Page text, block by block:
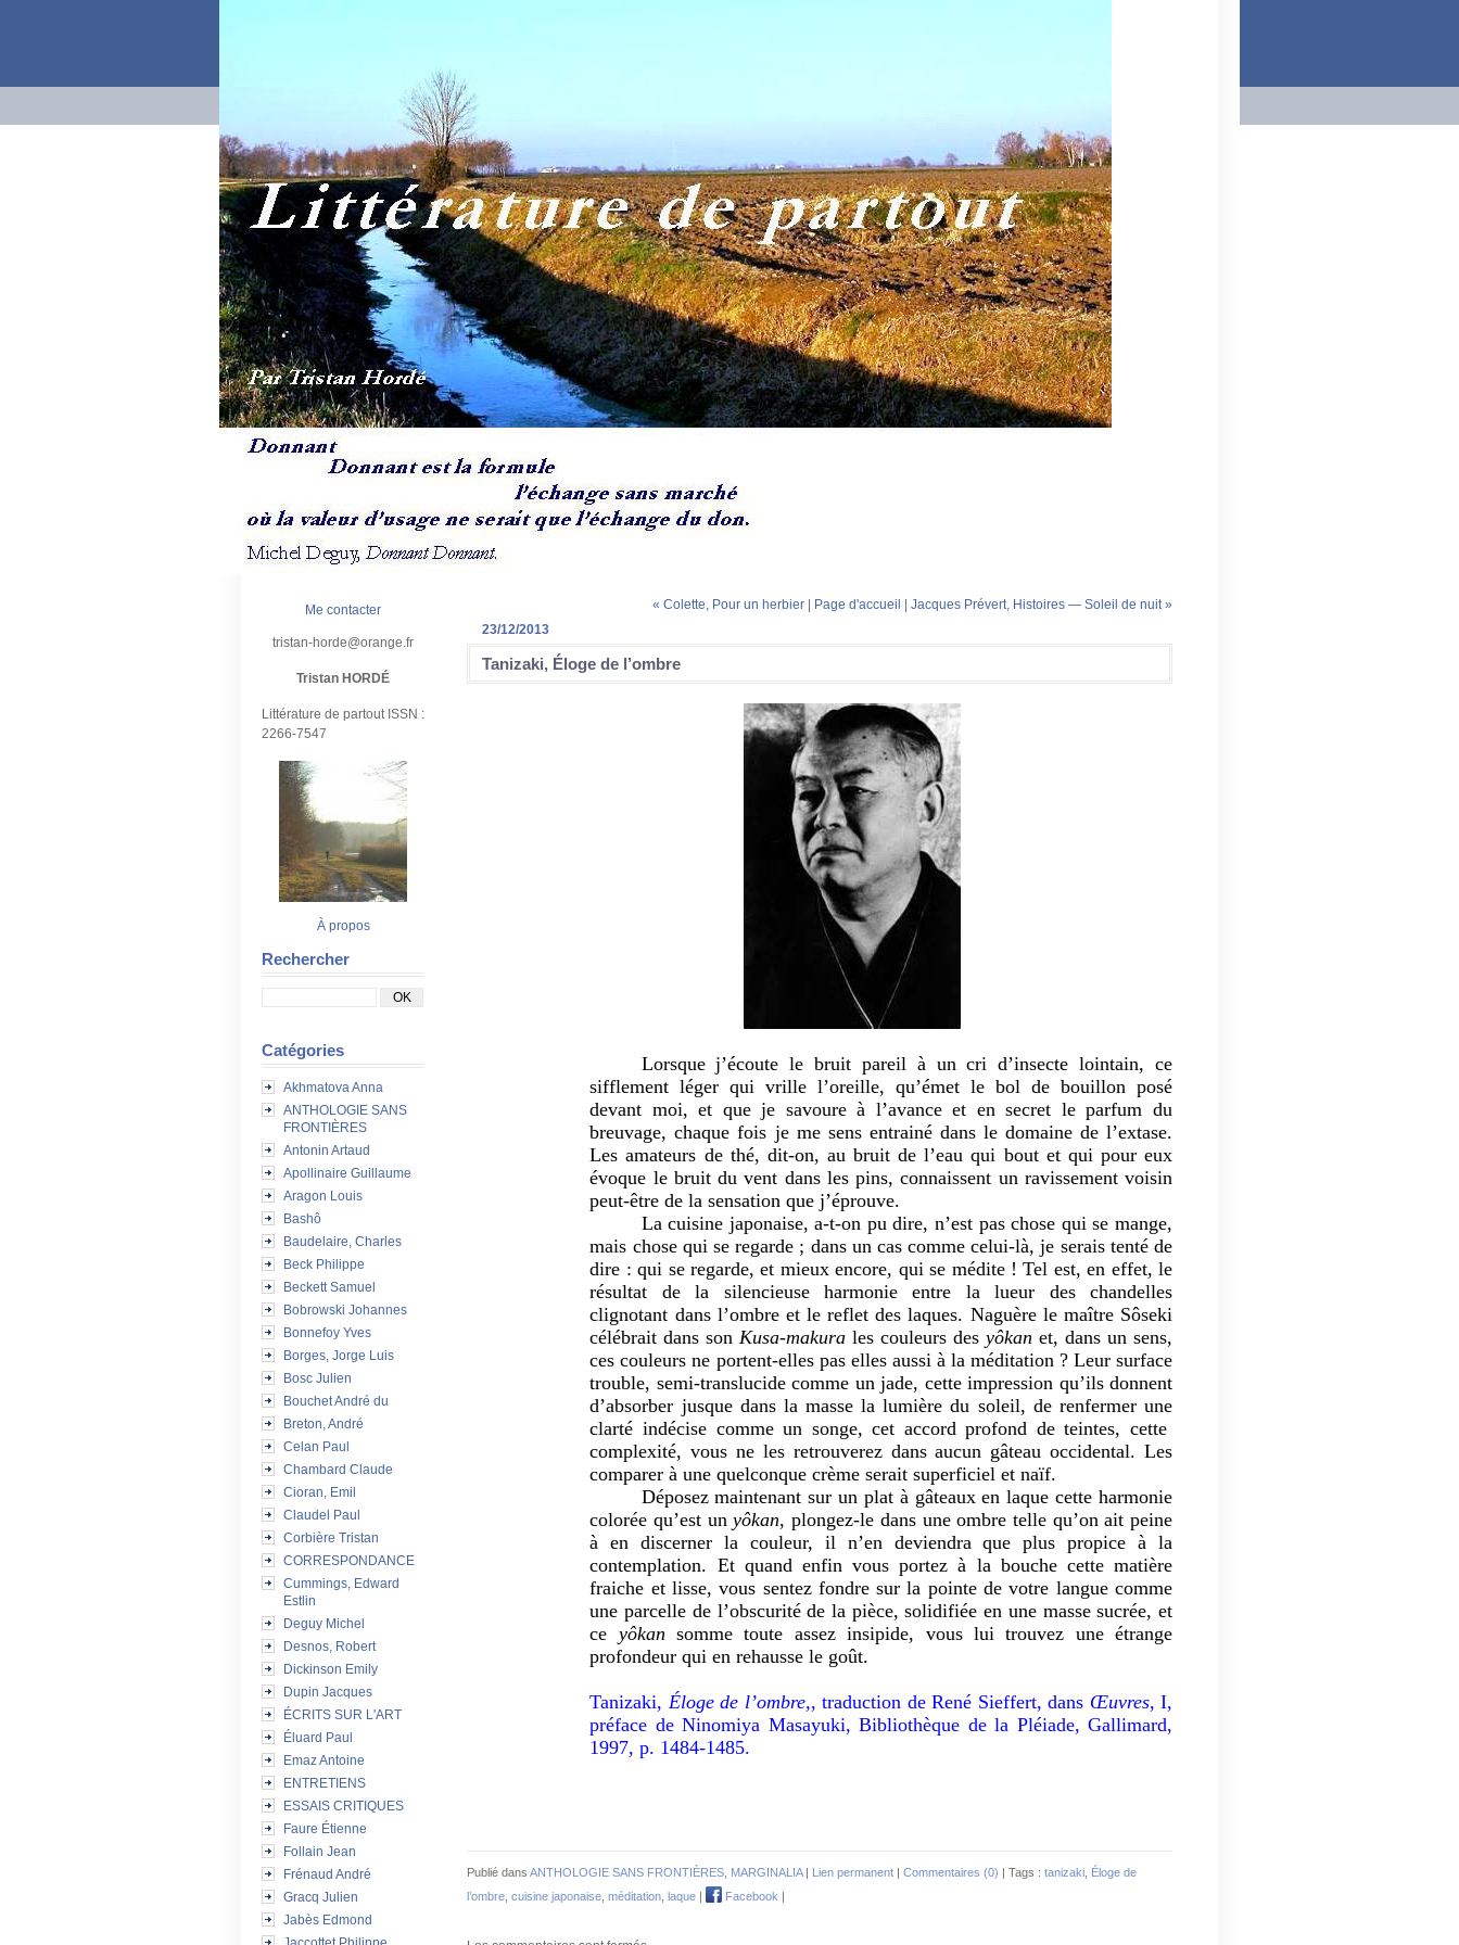
Me contacter
tristan-horde@orange.fr
Tristan HORDÉ
Littérature de partout ISSN :
2266-7547
À propos
Rechercher
Catégories
Akhmatova Anna
ANTHOLOGIE SANS
FRONTIÈRES
Antonin Artaud
Apollinaire Guillaume
Aragon Louis
Bashô
Baudelaire, Charles
Beck Philippe
Beckett Samuel
Bobrowski Johannes
Bonnefoy Yves
Borges, Jorge Luis
Bosc Julien
Bouchet André du
Breton, André
Celan Paul
Chambard Claude
Cioran, Emil
Claudel Paul
Corbière Tristan
CORRESPONDANCE
Cummings, Edward
Estlin
Deguy Michel
Desnos, Robert
Dickinson Emily
Dupin Jacques
ÉCRITS SUR L'ART
Éluard Paul
Emaz Antoine
ENTRETIENS
ESSAIS CRITIQUES
Faure Étienne
Follain Jean
Frénaud André
Gracq Julien
Jabès Edmond
« Colette, Pour un herbier Page d'accueil
Jacques Prévert, Histoires — Soleil de nuit »
23/12/2013
Tanizaki, Éloge de l’ombre
Lorsque j’écoute le bruit pareil à un cri d’insecte lointain, ce
sifflement léger qui vrille l’oreille, qu’émet le bol de bouillon posé
devant moi, et que je savoure à l’avance et en secret le parfum du
breuvage, chaque fois je me sens entrainé dans le domaine de l’extase.
Les amateurs de thé, dit-on, au bruit de l’eau qui bout et qui pour eux
évoque le bruit du vent dans les pins, connaissent un ravissement voisin
peut-être de la sensation que j’éprouve.
La cuisine japonaise, a-t-on pu dire, n’est pas chose qui se mange,
mais chose qui se regarde ; dans un cas comme celui-là, je serais tenté de
dire : qui se regarde, et mieux encore, qui se médite ! Tel est, en effet, le
résultat de la silencieuse harmonie entre la lueur des chandelles
clignotant dans l’ombre et le reflet des laques. Naguère le maître Sôseki
célébrait dans son Kusa-makura les couleurs des yôkan et, dans un sens,
ces couleurs ne portent-elles pas elles aussi à la méditation ? Leur surface
trouble, semi-translucide comme un jade, cette impression qu’ils donnent
d’absorber jusque dans la masse la lumière du soleil, de renfermer une
clarté indécise comme un songe, cet accord profond de teintes, cette
complexité, vous ne les retrouverez dans aucun gâteau occidental. Les
comparer à une quelconque crème serait superficiel et naïf.
Déposez maintenant sur un plat à gâteaux en laque cette harmonie
colorée qu’est un yôkan, plongez-le dans une ombre telle qu’on ait peine
à en discerner la couleur, il n’en deviendra que plus propice à la
contemplation. Et quand enfin vous portez à la bouche cette matière
fraiche et lisse, vous sentez fondre sur la pointe de votre langue comme
une parcelle de l’obscurité de la pièce, solidifiée en une masse sucrée, et
ce yôkan somme toute assez insipide, vous lui trouvez une étrange
profondeur qui en rehausse le goût.
Tanizaki, Éloge de l’ombre,, traduction de René Sieffert, dans Œuvres, I,
préface de Ninomiya Masayuki, Bibliothèque de la Pléiade, Gallimard,
1997, p. 1484-1485.
Publié dans ANTHOLOGIE SANS FRONTIÈRES MARGINALIA| Lien permanent Commentaires (0) | Tags : tanizaki
Éloge de
l’ombre cuisine japonaise méditation laque Facebook